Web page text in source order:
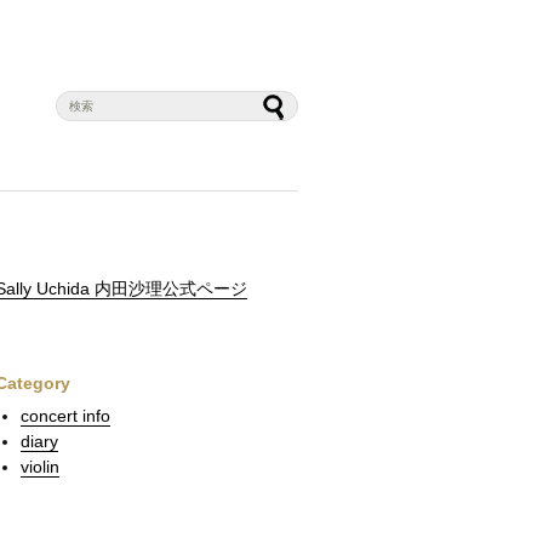
Uchida 内田沙理公式ページ
concert info
diary
violin